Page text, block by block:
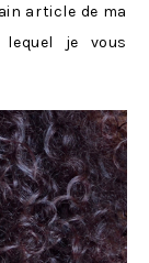
article de ma
je vous